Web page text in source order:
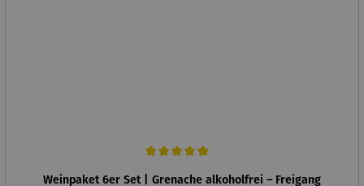
Weinpaket 6er Set | Grenache alkoholfrei – Freigang